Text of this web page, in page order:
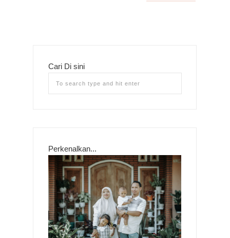
Cari Di sini
Perkenalkan...